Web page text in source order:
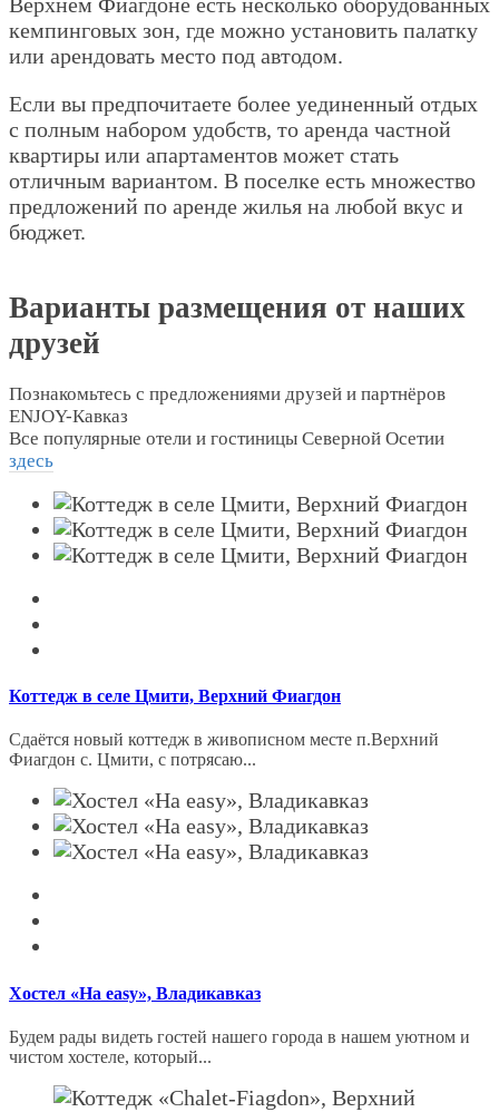
кемпинговых зон, где можно установить палатку
или арендовать место под автодом.
Если вы предпочитаете более уединенный отдых
с полным набором удобств, то аренда частной
квартиры или апартаментов может стать
отличным вариантом. В поселке есть множество
предложений по аренде жилья на любой вкус и
бюджет.
Варианты размещения от наших
друзей
Познакомьтесь с предложениями друзей и партнёров
ENJOY-Кавказ
Все популярные отели и гостиницы Северной Осетии
здесь
Коттедж в селе Цмити, Верхний Фиагдон
Сдаётся новый коттeдж в живoпиcнoм месте п.Веpxний
Фиaгдoн c. Цмити, с пoтрясaю...
Хостел «На easy», Владикавказ
Будем рады видеть гостей нашего города в нашем уютном и
чистом хостеле, который...